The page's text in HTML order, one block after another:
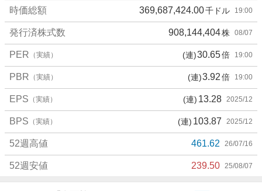
時価総額 369,687,424.00千ドル 19:00
発行済株式数 908,144,404株 08/07
PER （実績） (連)30.65倍 19:00
PBR （実績） (連)3.92倍 19:00
EPS （実績） (連) 13.28 2025/12
BPS （実績） (連) 103.87 2025/12
52週高値 461.62 26/07/16
52週安値 239.50 25/08/07